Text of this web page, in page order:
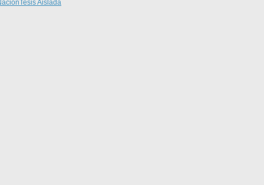
Tesis Aislada